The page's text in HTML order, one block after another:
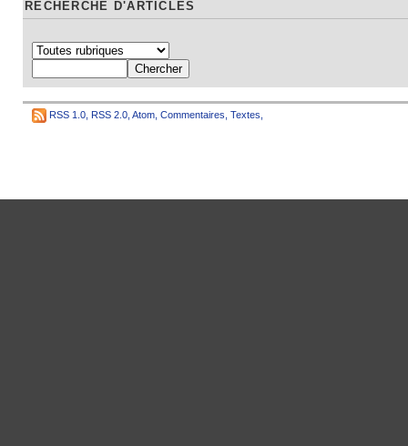
RECHERCHE D'ARTICLES
RSS 1.0 RSS 2.0 Atom Commentaires Textes